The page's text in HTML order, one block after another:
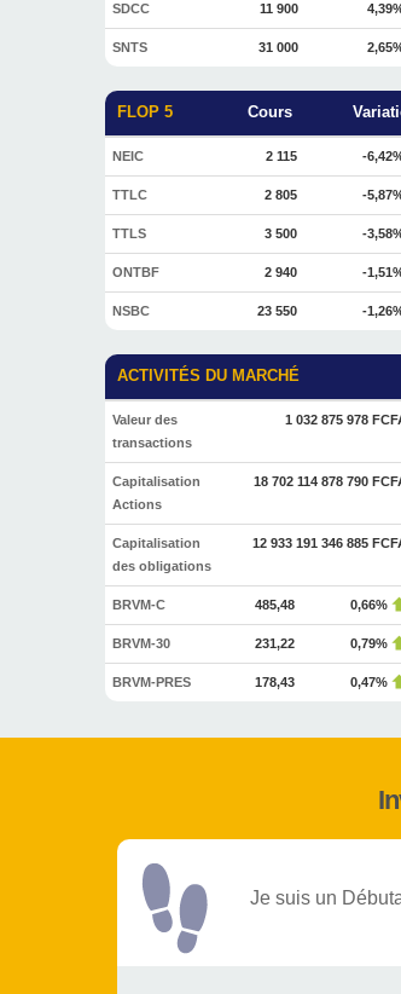
SDCC 11 900
SNTS 31 000
FLOP 5 Cours
NEIC 2 115 -
TTLC 2 805 -
TTLS 3 500 -
ONTBF 2 940 -
NSBC 23 550 -
ACTIVITÉS DU MARCHÉ
Valeur des
transactions
1 032 875 978
Capitalisation
Actions
18 702 114 878 790
Capitalisation
des obligations
12 933 191 346 885
BRVM-C 485,48 0,66%
BRVM-30 231,22 0,79%
BRVM-PRES 178,43 0,47%
Je suis un